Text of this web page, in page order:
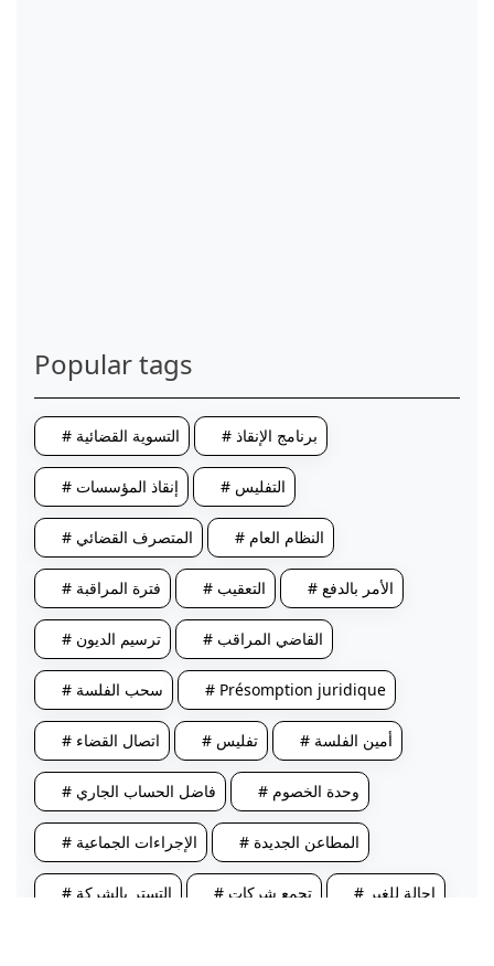
Popular tags
# التسوية القضائية # برنامج الإنقاذ
# إنقاذ المؤسسات # التفليس
# المتصرف القضائي # النظام العام
# فترة المراقبة # التعقيب # الأمر بالدفع
# ترسيم الديون # القاضي المراقب
# سحب الفلسة # Présomption juridique
# اتصال القضاء # تفليس # أمين الفلسة
# فاضل الحساب الجاري # وحدة الخصوم
# الإجراءات الجماعية # المطاعن الجديدة
# التستر بالشركة # تجمع شركات # إحالة للغير